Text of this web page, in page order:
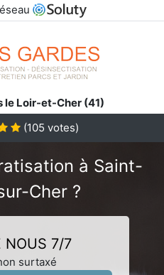
le Loir-et-Cher (41)
(105 votes)
à Saint-
Cher ?
NOUS 7/7
surtaxé